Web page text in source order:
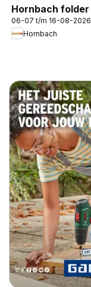
Hornbach folder
06-07 t/m 16-08-2026
Hornbach